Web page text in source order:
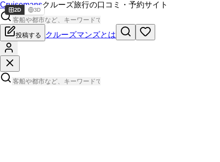
Cruisemansクルーズ旅行の口コミ・予約サイト
投稿する クルーズマンズとは
2D 3D